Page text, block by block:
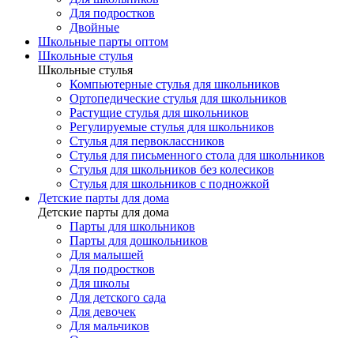
Для подростков
Двойные
Школьные парты оптом
Школьные стулья
Школьные стулья
Компьютерные стулья для школьников
Ортопедические стулья для школьников
Растущие стулья для школьников
Регулируемые стулья для школьников
Стулья для первоклассников
Стулья для письменного стола для школьников
Стулья для школьников без колесиков
Стулья для школьников с подножкой
Детские парты для дома
Детские парты для дома
Парты для школьников
Парты для дошкольников
Для малышей
Для подростков
Для школы
Для детского сада
Для девочек
Для мальчиков